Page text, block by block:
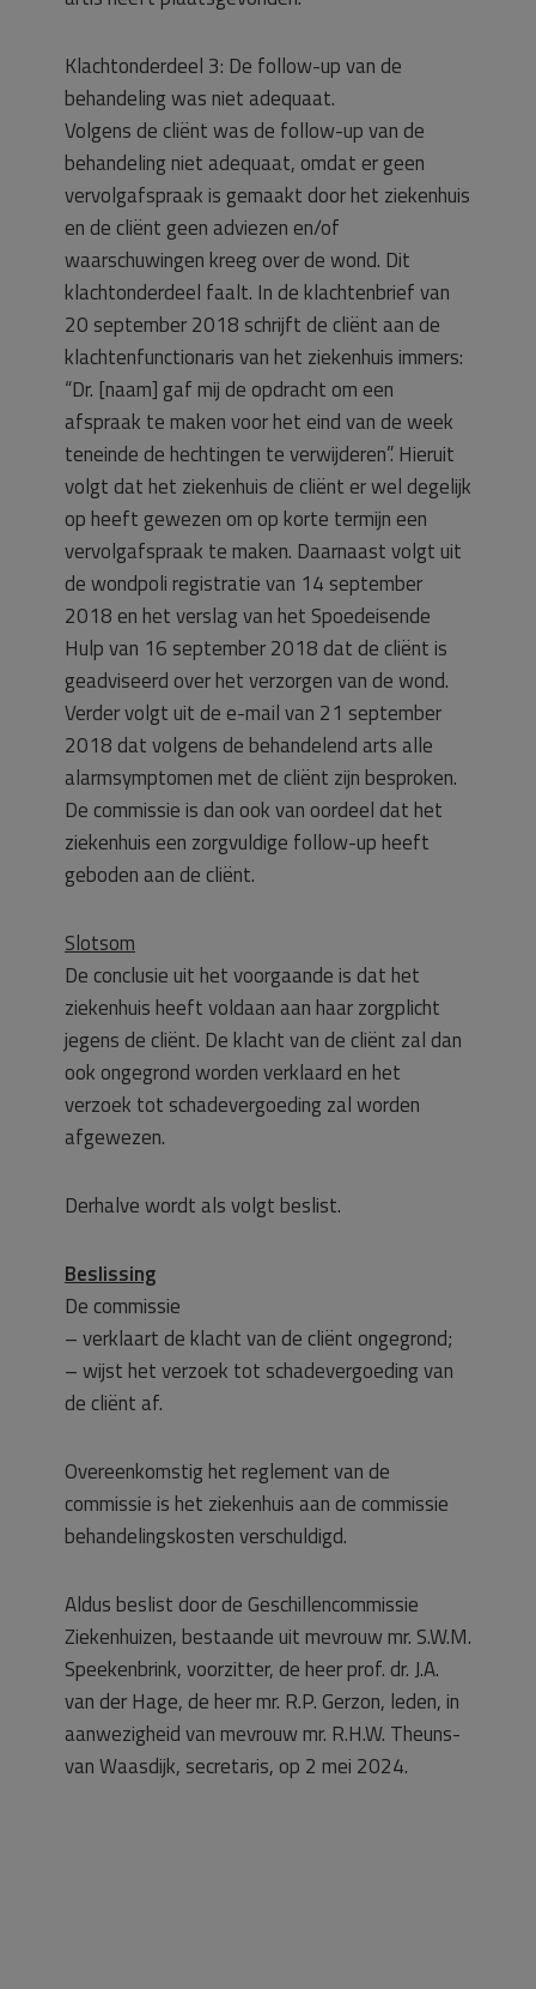
Klachtonderdeel 3: De follow-up van de
behandeling was niet adequaat.
Volgens de cliënt was de follow-up van de
behandeling niet adequaat, omdat er geen
vervolgafspraak is gemaakt door het ziekenhuis
en de cliënt geen adviezen en/of
waarschuwingen kreeg over de wond. Dit
klachtonderdeel faalt. In de klachtenbrief van
20 september 2018 schrijft de cliënt aan de
klachtenfunctionaris van het ziekenhuis immers:
“Dr. [naam] gaf mij de opdracht om een
afspraak te maken voor het eind van de week
teneinde de hechtingen te verwijderen”. Hieruit
volgt dat het ziekenhuis de cliënt er wel degelijk
op heeft gewezen om op korte termijn een
vervolgafspraak te maken. Daarnaast volgt uit
de wondpoli registratie van 14 september
2018 en het verslag van het Spoedeisende
Hulp van 16 september 2018 dat de cliënt is
geadviseerd over het verzorgen van de wond.
Verder volgt uit de e-mail van 21 september
2018 dat volgens de behandelend arts alle
alarmsymptomen met de cliënt zijn besproken.
De commissie is dan ook van oordeel dat het
ziekenhuis een zorgvuldige follow-up heeft
geboden aan de cliënt.
Slotsom
De conclusie uit het voorgaande is dat het
ziekenhuis heeft voldaan aan haar zorgplicht
jegens de cliënt. De klacht van de cliënt zal dan
ook ongegrond worden verklaard en het
verzoek tot schadevergoeding zal worden
afgewezen.
Derhalve wordt als volgt beslist.
Beslissing
De commissie
– verklaart de klacht van de cliënt ongegrond;
– wijst het verzoek tot schadevergoeding van
de cliënt af.
Overeenkomstig het reglement van de
commissie is het ziekenhuis aan de commissie
behandelingskosten verschuldigd.
Aldus beslist door de Geschillencommissie
Ziekenhuizen, bestaande uit mevrouw mr. S.W.M.
Speekenbrink, voorzitter, de heer prof. dr. J.A.
van der Hage, de heer mr. R.P. Gerzon, leden, in
aanwezigheid van mevrouw mr. R.H.W. Theuns-
van Waasdijk, secretaris, op 2 mei 2024.